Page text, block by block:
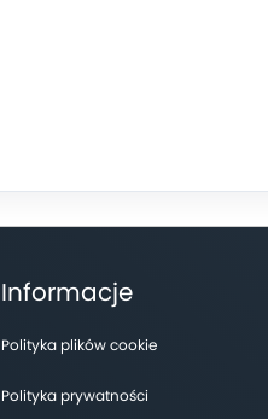
Informacje
Polityka plików cookie
Polityka prywatności